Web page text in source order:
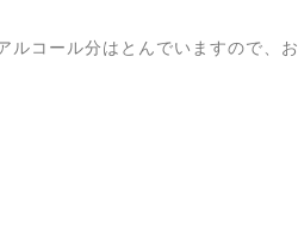
コール分はとんでいますので、